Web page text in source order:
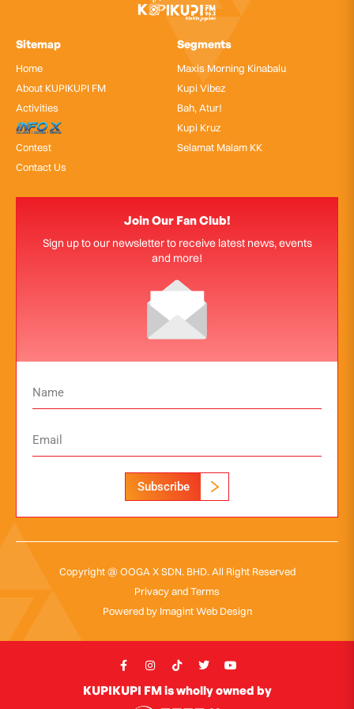
Sitemap
Home
About KUPIKUPI FM
Activities
InfoX
Contest
Contact Us
Segments
Maxis Morning Kinabalu
Kupi Vibez
Bah, Atur!
Kupi Kruz
Selamat Malam KK
Join Our Fan Club!
Sign up to our newsletter to receive latest news, events
and more!
Subscribe
Copyright @ OOGA X SDN. BHD. All Right Reserved
Privacy and Terms
Powered by Imagint Web Design
KUPIKUPI FM is wholly owned by